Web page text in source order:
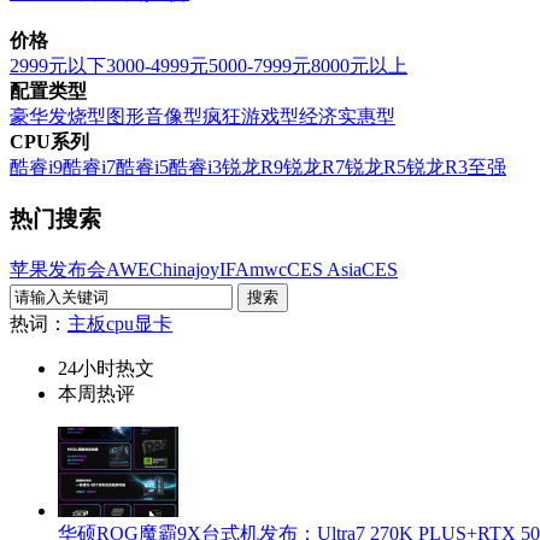
价格
2999元以下3000-4999元5000-7999元8000元以上
配置类型
豪华发烧型图形音像型疯狂游戏型经济实惠型
CPU系列
酷睿i9酷睿i7酷睿i5酷睿i3锐龙R9锐龙R7锐龙R5锐龙R3至强
热门搜索
苹果发布会AWEChinajoyIFAmwcCES AsiaCES
热词： 主板cpu显卡
24小时热文
本周热评
华硕ROG魔霸9X台式机发布：Ultra7 270K PLUS+RTX